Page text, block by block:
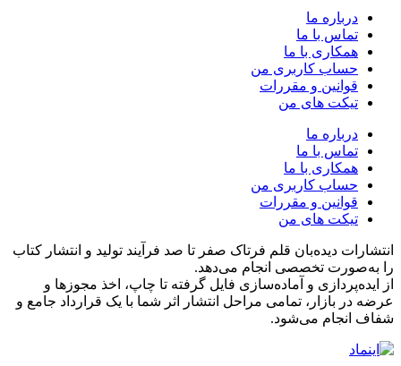
درباره ما
تماس با ما
همکاری با ما
حساب کاربری من
قوانین و مقررات
تیکت های من
درباره ما
تماس با ما
همکاری با ما
حساب کاربری من
قوانین و مقررات
تیکت های من
انتشارات دیده‌بان قلم فرتاک صفر تا صد فرآیند تولید و انتشار کتاب
را به‌صورت تخصصی انجام می‌دهد.
از ایده‌پردازی و آماده‌سازی فایل گرفته تا چاپ، اخذ مجوزها و
عرضه در بازار، تمامی مراحل انتشار اثر شما با یک قرارداد جامع و
شفاف انجام می‌شود.